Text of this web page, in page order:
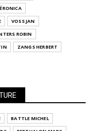
VOSS JAN
ROBIN
ZANGS HERBERT
BATTLE MICHEL